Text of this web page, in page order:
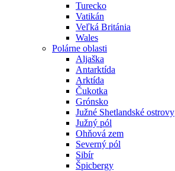
Turecko
Vatikán
Veľká Británia
Wales
Polárne oblasti
Aljaška
Antarktída
Arktída
Čukotka
Grónsko
Južné Shetlandské ostrovy
Južný pól
Ohňová zem
Severný pól
Sibír
Špicbergy